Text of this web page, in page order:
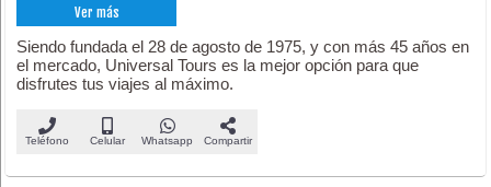
Ver más
Siendo fundada el 28 de agosto de 1975, y con más 45 años en
el mercado, Universal Tours es la mejor opción para que
disfrutes tus viajes al máximo.
Teléfono Celular Whatsapp Compartir